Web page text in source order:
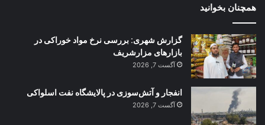
همچنان بخوانید
گزارش شهری: بررسی نرخ مواد خوراکی در
بازارهای مزارشریف
آگست 7, 2026
انفجار و آتش‌سوزی در پالایشگاه نفت اسلواکی
آگست 7, 2026